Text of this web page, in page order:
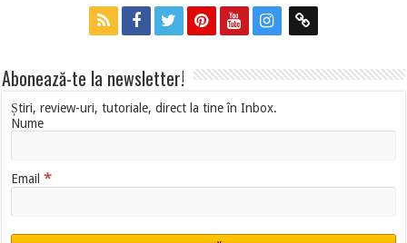
Abonează-te la newsletter!
Știri, review-uri, tutoriale, direct la tine în Inbox.
Nume
Email*